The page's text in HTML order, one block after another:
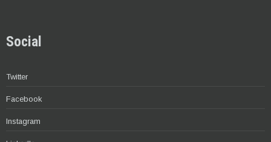
Social
Twitter
Facebook
Instagram